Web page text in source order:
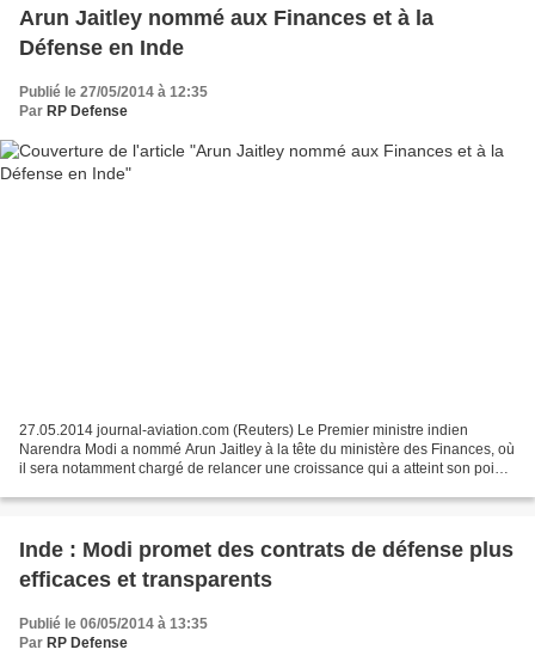
Arun Jaitley nommé aux Finances et à la
Défense en Inde
Publié le 27/05/2014 à 12:35
Par RP Defense
27.05.2014 journal-aviation.com (Reuters) Le Premier ministre indien
Narendra Modi a nommé Arun Jaitley à la tête du ministère des Finances, où
il sera notamment chargé de relancer une croissance qui a atteint son point
Inde : Modi promet des contrats de défense plus
efficaces et transparents
Publié le 06/05/2014 à 13:35
Par RP Defense